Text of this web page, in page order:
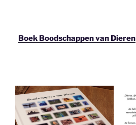
Boek Boodschappen van Dieren